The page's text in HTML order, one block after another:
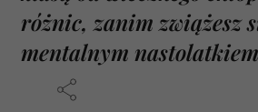
różnic, zanim zwiążesz
mentalnym nastolatkiem